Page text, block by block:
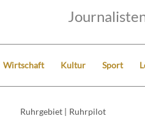
Wirtschaft Kultur Sport
Ruhrgebiet | Ruhrpilot